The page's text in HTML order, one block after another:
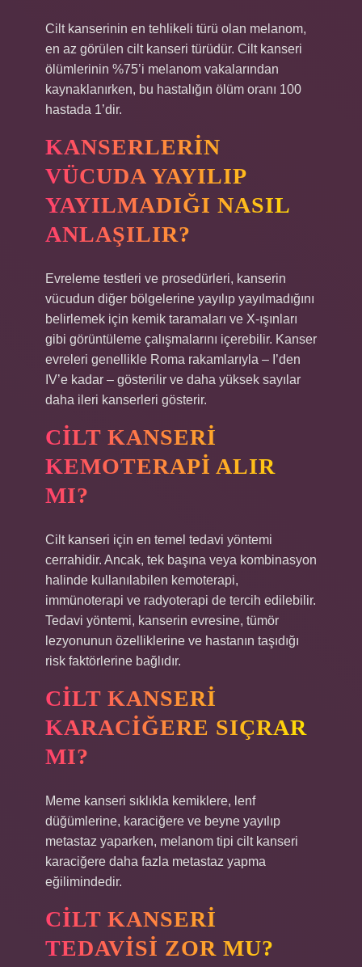
Cilt kanserinin en tehlikeli türü olan melanom,
en az görülen cilt kanseri türüdür. Cilt kanseri
ölümlerinin %75’i melanom vakalarından
kaynaklanırken, bu hastalığın ölüm oranı 100
hastada 1’dir.
KANSERLERIN
VÜCUDA YAYILIP
YAYILMADIĞI NASIL
ANLAŞILIR?
Evreleme testleri ve prosedürleri, kanserin
vücudun diğer bölgelerine yayılıp yayılmadığını
belirlemek için kemik taramaları ve X-ışınları
gibi görüntüleme çalışmalarını içerebilir. Kanser
evreleri genellikle Roma rakamlarıyla – I’den
IV’e kadar – gösterilir ve daha yüksek sayılar
daha ileri kanserleri gösterir.
CILT KANSERI
KEMOTERAPI ALIR
MI?
Cilt kanseri için en temel tedavi yöntemi
cerrahidir. Ancak, tek başına veya kombinasyon
halinde kullanılabilen kemoterapi,
immünoterapi ve radyoterapi de tercih edilebilir.
Tedavi yöntemi, kanserin evresine, tümör
lezyonunun özelliklerine ve hastanın taşıdığı
risk faktörlerine bağlıdır.
CILT KANSERI
KARACIĞERE SIÇRAR
MI?
Meme kanseri sıklıkla kemiklere, lenf
düğümlerine, karaciğere ve beyne yayılıp
metastaz yaparken, melanom tipi cilt kanseri
karaciğere daha fazla metastaz yapma
eğilimindedir.
CILT KANSERI
TEDAVISI ZOR MU?